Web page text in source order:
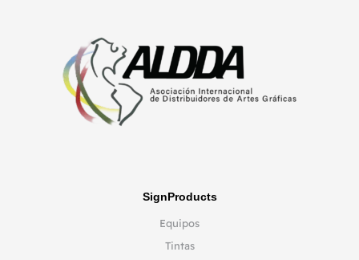
SignProducts
Equipos
Tintas